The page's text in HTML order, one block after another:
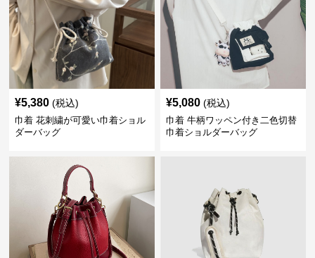
¥5,380 (税込)
巾着 花刺繍が可愛い巾着ショル
ダーバッグ
¥5,080 (税込)
巾着 牛柄ワッペン付き二色切替
巾着ショルダーバッグ